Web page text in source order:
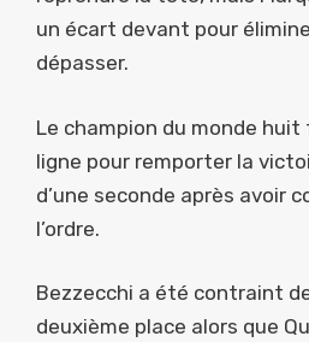
un écart devant pour
dépasser.
Le champion du monde
ligne pour remporter la
d’une seconde après avoir
l’ordre.
Bezzecchi a été contraint
deuxième place alors que